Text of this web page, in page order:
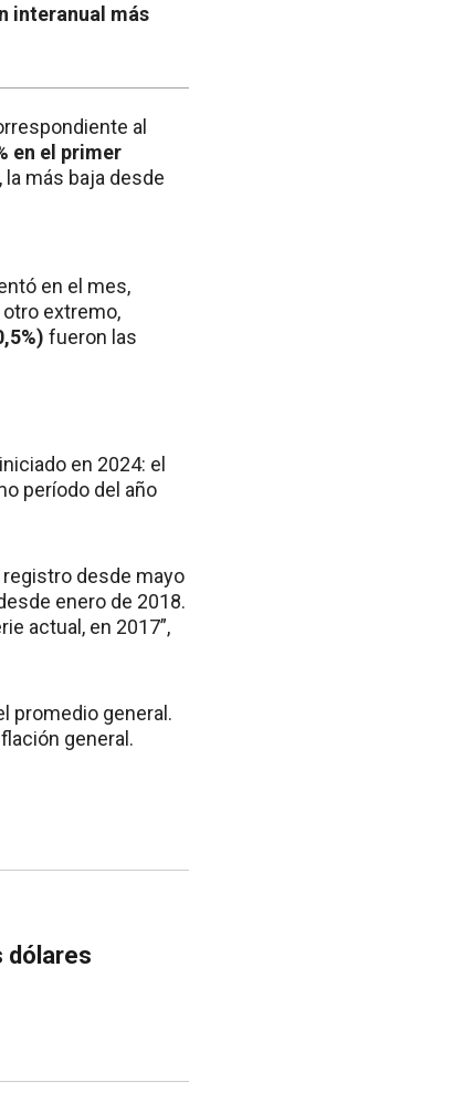
interanual más
al
en el primer
, la más baja desde
en el mes,
otro extremo,
fueron las
en 2024: el
período del año
registro desde mayo
enero de 2018.
actual, en 2017”,
promedio general.
general.
dólares